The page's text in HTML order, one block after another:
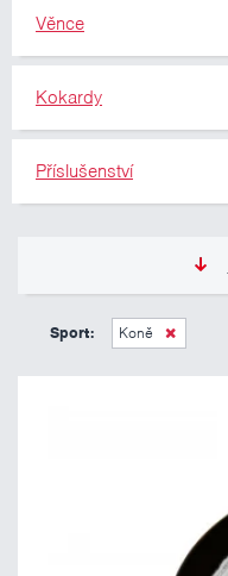
Věnce
Kokardy
Příslušenství
11 Kč
Sport: Koně